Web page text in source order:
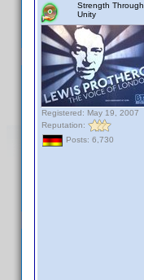
Strength Through
Unity
Registered: May 19, 2007
Reputation:
Posts: 6,730